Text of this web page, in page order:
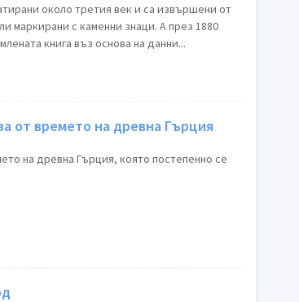
около третия век и са извършени от
маркирани с каменни знаци. А през 1880
книгa въз основа на данни...
от времето на древна Гърция
на древна Гърция, която постепенно се